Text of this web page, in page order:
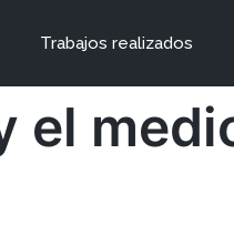
Trabajos realizados
el